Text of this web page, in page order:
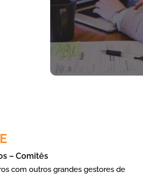
– Comitês
com outros grandes gestores de